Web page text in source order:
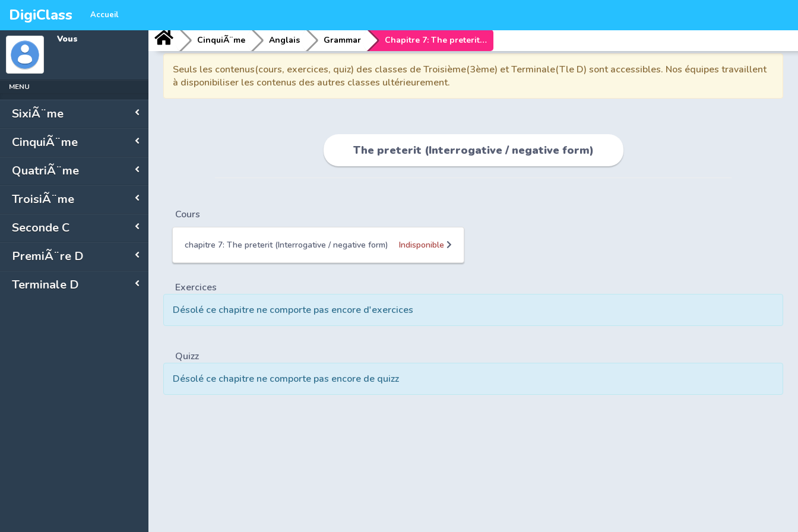
DigiClass Accueil
Vous
MENU
SixiÃ¨me
CinquiÃ¨me
QuatriÃ¨me
TroisiÃ¨me
Seconde C
PremiÃ¨re D
Terminale D
CinquiÃ¨me Anglais Grammar Chapitre 7: The preterit (Interrogative / negative form)
Seuls les contenus(cours, exercices, quiz) des classes de Troisième(3ème) et Terminale(Tle D) sont accessibles. Nos équipes travaillent
à disponibiliser les contenus des autres classes ultérieurement.
The preterit (Interrogative / negative form)
Cours
chapitre 7: The preterit (Interrogative / negative form) Indisponible
Exercices
Désolé ce chapitre ne comporte pas encore d'exercices
Quizz
Désolé ce chapitre ne comporte pas encore de quizz